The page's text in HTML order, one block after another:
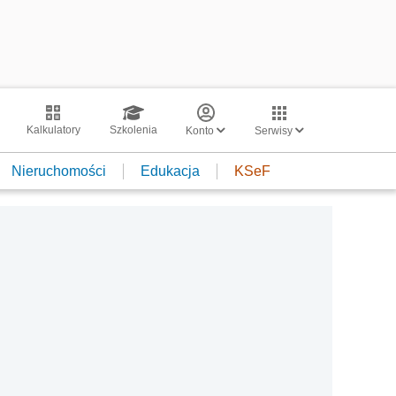
Kalkulatory Szkolenia Konto Serwisy
Nieruchomości Edukacja KSeF